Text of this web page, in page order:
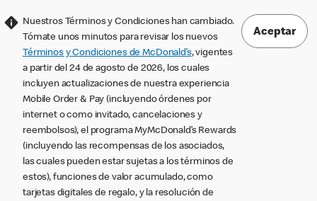
Nuestros Términos y Condiciones han cambiado.
Tómate unos minutos para revisar los nuevos
Términos y Condiciones de McDonald’s, vigentes
a partir del 24 de agosto de 2026, los cuales
incluyen actualizaciones de nuestra experiencia
Mobile Order & Pay (incluyendo órdenes por
internet o como invitado, cancelaciones y
reembolsos), el programa MyMcDonald’s Rewards
(incluyendo las recompensas de los asociados,
las cuales pueden estar sujetas a los términos de
estos), funciones de valor acumulado, como
tarjetas digitales de regalo, y la resolución de
Aceptar